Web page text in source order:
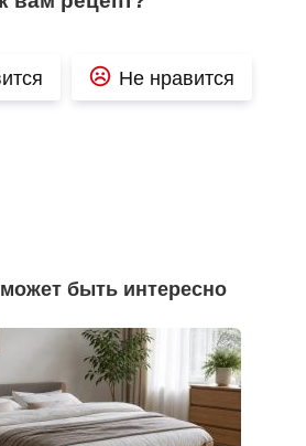
Не нравится
быть интересно